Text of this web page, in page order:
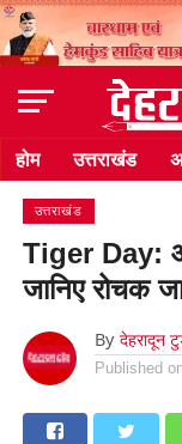
होम उत्तराखंड
उत्तराखंड
Tiger Day:
जानिए रोचक
By देहरादून
Published